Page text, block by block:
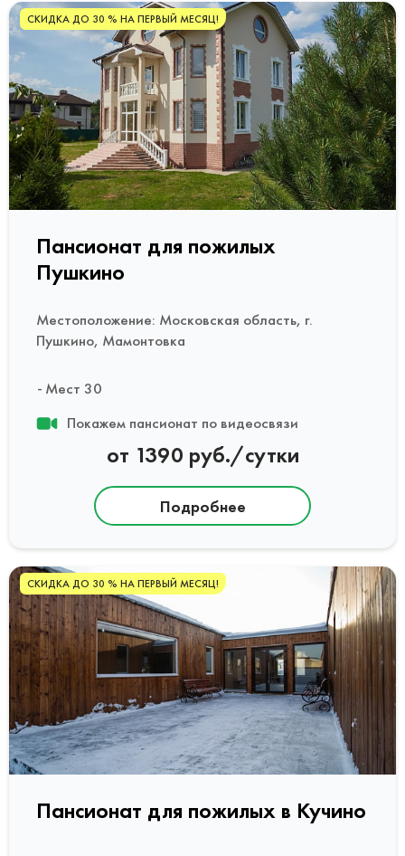
СКИДКА ДО 30 % НА ПЕРВЫЙ МЕСЯЦ!
Пансионат для пожилых
Пушкино
Местоположение: Московская область, г.
Пушкино, Мамонтовка
Мест 30
Покажем пансионат по видеосвязи
от 1390 руб./сутки
Подробнее
СКИДКА ДО 30 % НА ПЕРВЫЙ МЕСЯЦ!
Пансионат для пожилых в Кучино